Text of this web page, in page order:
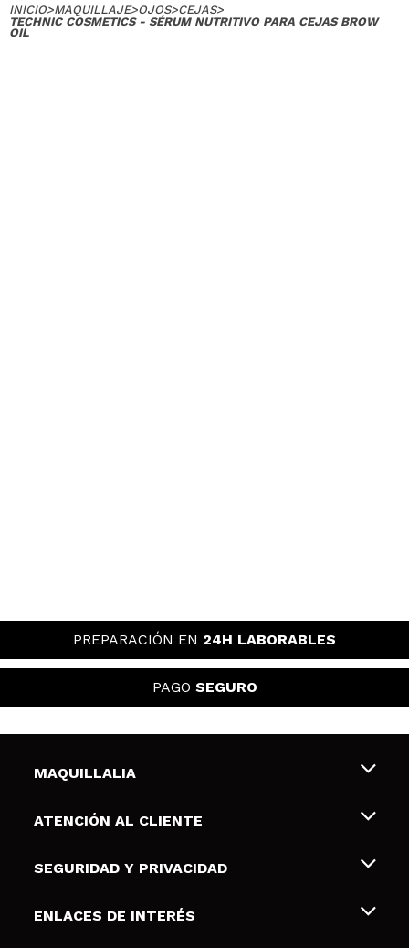
INICIO>MAQUILLAJE>OJOS>CEJAS>
TECHNIC COSMETICS - SÉRUM NUTRITIVO PARA CEJAS BROW
OIL
PREPARACIÓN EN 24H LABORABLES
PAGO SEGURO
MAQUILLALIA
Sobre nosotros
Tarjetas de Regalo
ATENCIÓN AL CLIENTE
Envíos y devoluciones
Formas de pago
SEGURIDAD Y PRIVACIDAD
Terminos y condiciones de uso
ENLACES DE INTERÉS